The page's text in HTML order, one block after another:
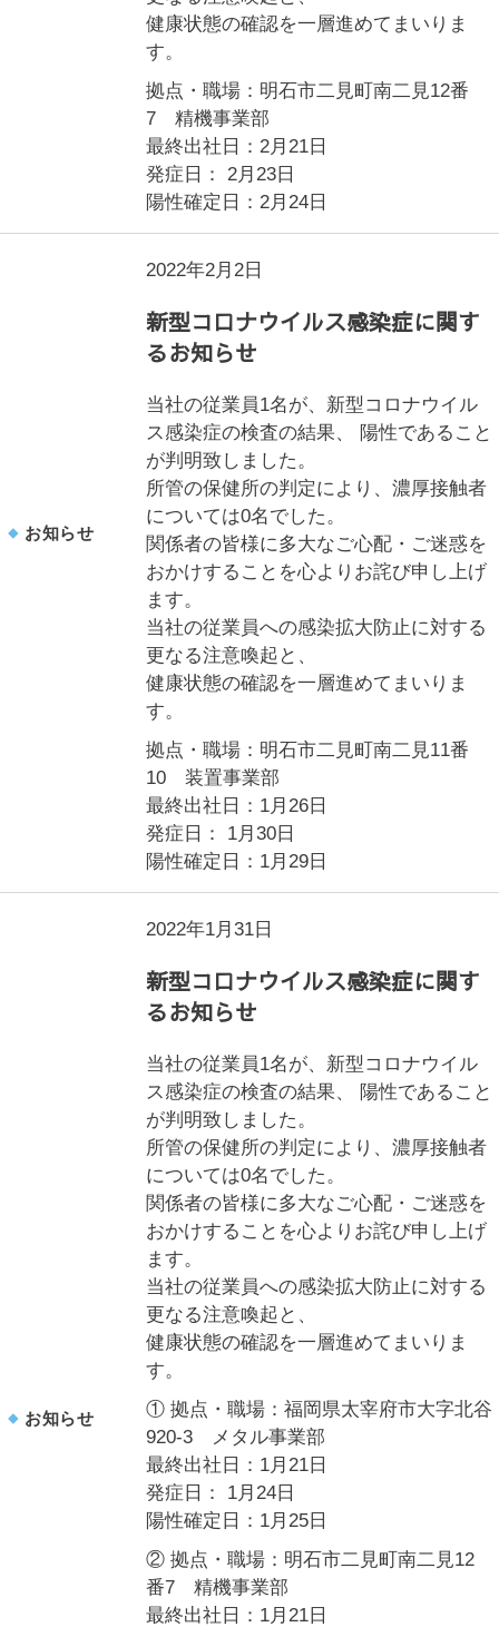
健康状態の確認を一層進めてまいりま
す。
拠点・職場：明石市二見町南二見12番
7 精機事業部
最終出社日：2月21日
発症日： 2月23日
陽性確定日：2月24日
お知らせ
2022年2月2日
新型コロナウイルス感染症に関す
るお知らせ
当社の従業員1名が、新型コロナウイル
ス感染症の検査の結果、 陽性であること
が判明致しました。
所管の保健所の判定により、濃厚接触者
については0名でした。
関係者の皆様に多大なご心配・ご迷惑を
おかけすることを心よりお詫び申し上げ
ます。
当社の従業員への感染拡大防止に対する
更なる注意喚起と、
健康状態の確認を一層進めてまいりま
す。
拠点・職場：明石市二見町南二見11番
10 装置事業部
最終出社日：1月26日
発症日： 1月30日
陽性確定日：1月29日
お知らせ
2022年1月31日
新型コロナウイルス感染症に関す
るお知らせ
当社の従業員1名が、新型コロナウイル
ス感染症の検査の結果、 陽性であること
が判明致しました。
所管の保健所の判定により、濃厚接触者
については0名でした。
関係者の皆様に多大なご心配・ご迷惑を
おかけすることを心よりお詫び申し上げ
ます。
当社の従業員への感染拡大防止に対する
更なる注意喚起と、
健康状態の確認を一層進めてまいりま
す。
① 拠点・職場：福岡県太宰府市大字北谷
920-3 メタル事業部
最終出社日：1月21日
発症日： 1月24日
陽性確定日：1月25日
② 拠点・職場：明石市二見町南二見12
番7 精機事業部
最終出社日：1月21日